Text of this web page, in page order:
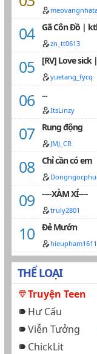
Gã Côn Đồ |
zn_tt0613
[RV] Love sick
yuetang_fycq
...
ItsLinzy
Rung động
JMJ_CR
Chỉ cần có em
----XÀM XÍ----
truly2801
Đẻ Mướn
hieupham1611
THỂ LOẠI
Truyện Teen
Hư Cấu
Viễn Tưởng
ChickLit